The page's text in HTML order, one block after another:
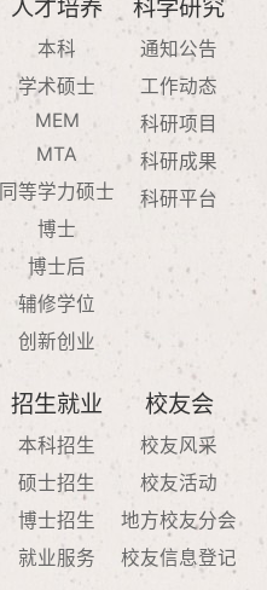
人才培养
本科
学术硕士
MEM
MTA
同等学力硕士
博士
博士后
辅修学位
创新创业
科学研究
通知公告
工作动态
科研项目
科研成果
科研平台
招生就业
本科招生
硕士招生
博士招生
就业服务
校友会
校友风采
校友活动
地方校友分会
校友信息登记